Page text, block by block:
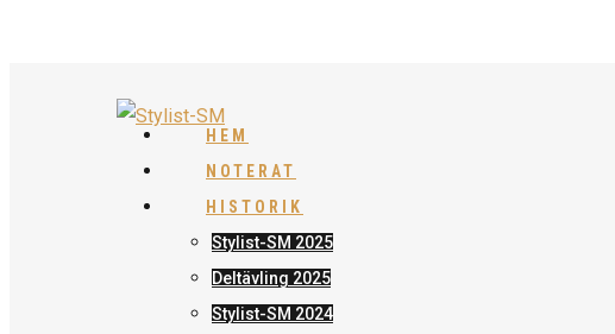
HEM
NOTERAT
HISTORIK
Stylist-SM 2025
Deltävling 2025
Stylist-SM 2024